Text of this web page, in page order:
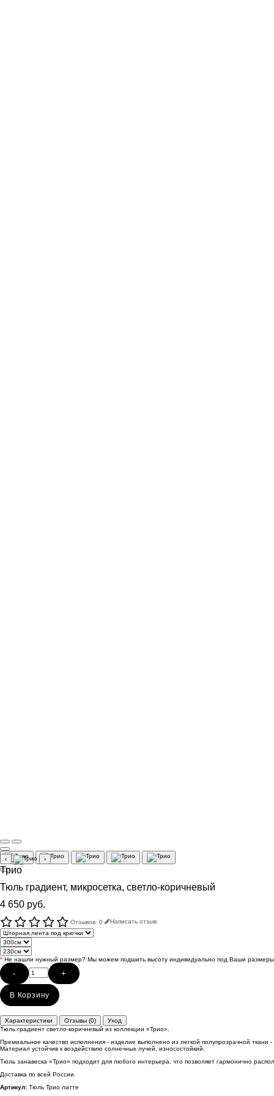
‹ ›
Трио
Тюль градиент, микросетка, светло-коричневый
4 650 руб.
Отзывов: 0 Написать отзыв
* Не нашли нужный размер? Мы можем подшить высоту индивидуально под Ваши размеры
- +
В Корзину
Характеристики Отзывы (0)
Уход
Тюль градиент светло-коричневый из коллекции «Трио».
Премиальное качество исполнения - изделие выполнено из легкой полупрозрачной
Материал устойчив к воздействию солнечных лучей, износостойкий.
Тюль занавеска «Трио» подходит для любого интерьера, что позволяет гармонично
Доставка по всей России.
Артикул: Тюль Трио латте